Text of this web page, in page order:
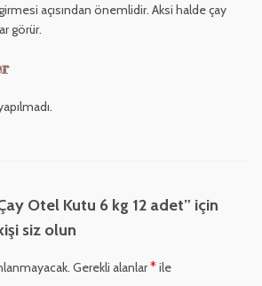
açısından önemlidir. Aksi halde çay
görür.
Otel Kutu 6 kg 12 adet” için
siz olun
Gerekli alanlar*ile